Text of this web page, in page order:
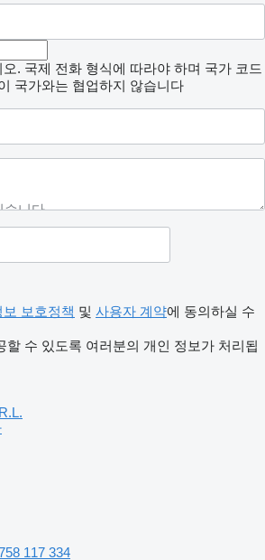
. 국제 전화 형식에 따라야 하며 국가 코드
국가와는 협업하지 않습니다
보 보호정책 및 사용자 계약에 동의하실 수
할 수 있도록 여러분의 개인 정보가 처리됩
117 334